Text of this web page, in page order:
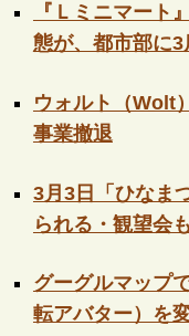
『Ｌミニマート
態が、都市部に
ウォルト（Wolt
事業撤退
3月3日「ひなま
られる・観望会
グーグルマップ
転アバター）を